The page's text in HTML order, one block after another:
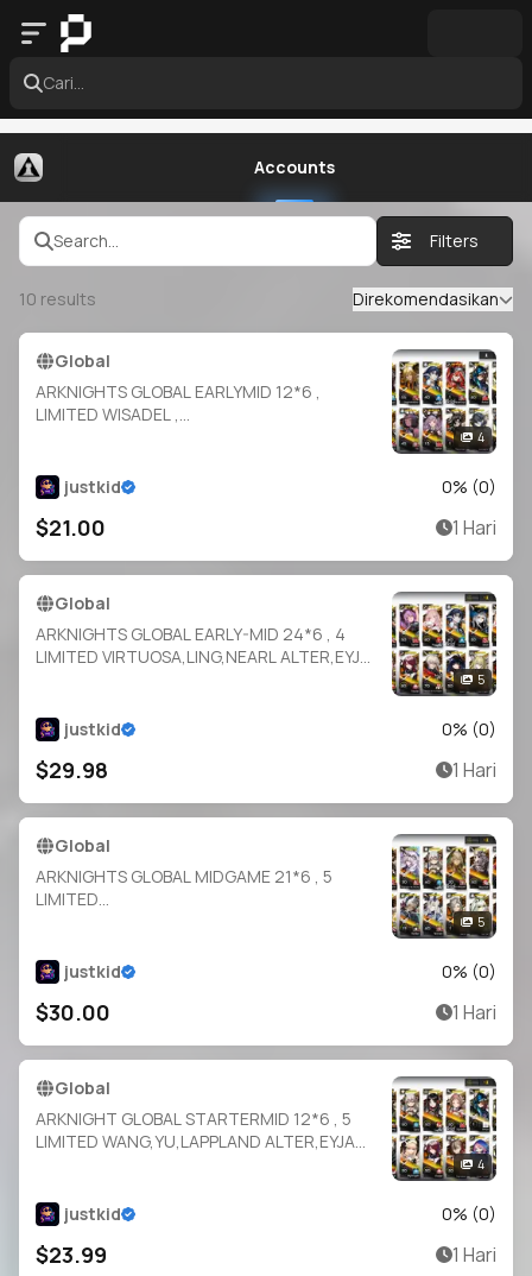
Cari...
Accounts
Search... Filters
10 results Direkomendasikan
Global
ARKNIGHTS GLOBAL EARLYMID 12*6 ,
LIMITED WISADEL ,
TI,EBENHOLZ,LUMEN
4
justkid 0% (0)
$21.00 1 Hari
Global
ARKNIGHTS GLOBAL EARLY-MID 24*6 , 4
LIMITED VIRTUOSA,LING,NEARL ALTER,EYJA
LAZE,EXUSIAI,SKADI,MOSTIMA
5
justkid 0% (0)
$29.98 1 Hari
Global
ARKNIGHTS GLOBAL MIDGAME 21*6 , 5
LIMITED
ALTER,NECRASS,ULPIANUS,NASTI,INES,KAL
TSIT,BAGPIPE,LIN,POZEMKA
5
justkid 0% (0)
$30.00 1 Hari
Global
ARKNIGHT GLOBAL STARTERMID 12*6 , 5
LIMITED WANG,YU,LAPPLAND ALTER,EYJA
RIA,NIGHTINGALE
4
justkid 0% (0)
$23.99 1 Hari